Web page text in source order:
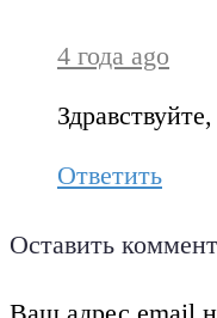
4 года ago
Ответить
Оставить